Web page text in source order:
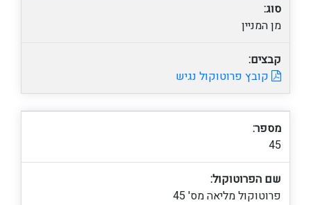
סוג:
מן המניין
קבצים:
קובץ פרוטוקול נגיש
מספר:
45
שם הפרוטוקול:
פרוטוקול מליאה מס' 45